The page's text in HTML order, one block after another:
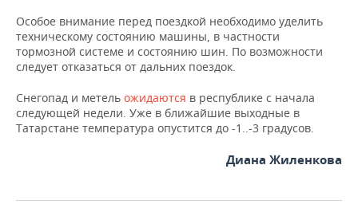
Особое внимание перед поездкой необходимо уделить
техническому состоянию машины, в частности
тормозной системе и состоянию шин. По возможности
следует отказаться от дальних поездок.
Снегопад и метель ожидаются в республике с начала
следующей недели. Уже в ближайшие выходные в
Татарстане температура опустится до -1..-3 градусов.
Диана Жиленкова